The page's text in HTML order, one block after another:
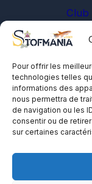
Pour offrir les
technologies telles
informations des
nous permettra de
de navigation ou les
consentir ou de
sur certaines
Club